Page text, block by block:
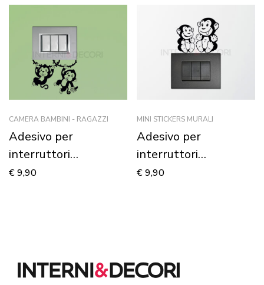
CAMERA BAMBINI - RAGAZZI
Adesivo per
interruttori
scimmiette “APPESE
€9,90
MINI STICKERS MURALI
Adesivo per
interruttori
“SCIMMIETTE
€9,90